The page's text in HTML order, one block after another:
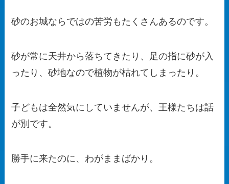
砂のお城ならではの苦労もたくさんあるのです。
砂が常に天井から落ちてきたり、足の指に砂が入
ったり、砂地なので植物が枯れてしまったり。
子どもは全然気にしていませんが、王様たちは話
が別です。
勝手に来たのに、わがままばかり。